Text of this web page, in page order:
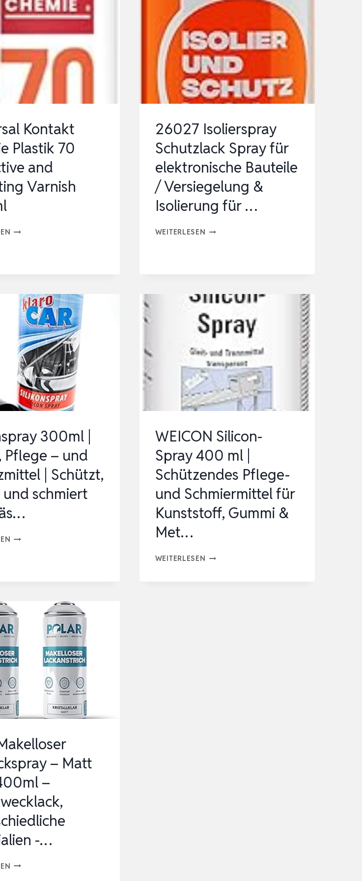
Kontakt
Plastik 70
and
Varnish
UNIVERSAL
PROTECTIVE
AND
INSULATING
VARNISH
400
ML
26027 Isolierspray
Schutzlack Spray für
elektronische Bauteile
/ Versiegelung &
Isolierung für …
WEITERLESEN 26027
ELEKTRONISCHE
BAUTEILE
/
VERSIEGELUNG
&
ISOLIERUNG
FÜR
…
300ml |
Pflege – und
| Schützt,
schmiert
SILIKONSPRAY
PFLEGE
–
UND
SCHUTZMITTEL
|
SCHÜTZT,
PFLEGT
UND
ZUVERLÄS…
WEICON Silicon-
Spray 400 ml |
Schützendes Pflege-
und Schmiermittel für
Kunststoff, Gummi &
Met…
WEITERLESEN WEICON
– Matt
–
-…
POLAR